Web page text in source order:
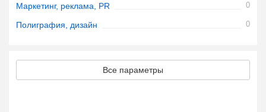
Маркетинг, реклама, PR 0
Полиграфия, дизайн 0
Все параметры